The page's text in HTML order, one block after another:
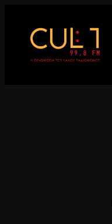
περιεχόμενο